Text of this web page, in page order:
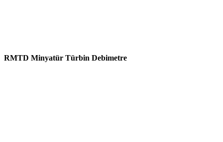
RMTD Minyatür Türbin Debimetre